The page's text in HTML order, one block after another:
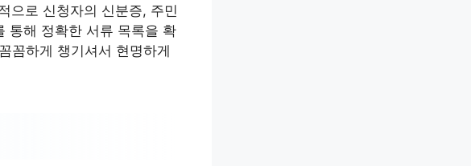
으로 신청자의 신분증, 주민
통해 정확한 서류 목록을 확
꼼하게 챙기셔서 현명하게